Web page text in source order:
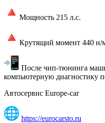
Мощность 215 л.с.
Крутящий момент 440 н/
После чип-тюнинга
компьютерную диагностику
Автосервис Europe-car
https://eurocarsto.ru